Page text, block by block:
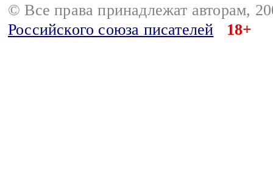
© Все права принадлежат авторам,
Российского союза писателей
18+